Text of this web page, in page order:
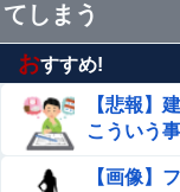
てしまう
おすすめ!
【悲報】
こういう
【画像】